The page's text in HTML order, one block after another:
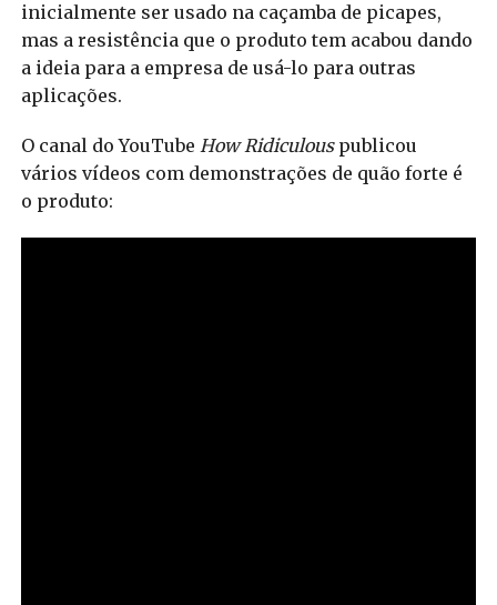
inicialmente ser usado na caçamba de picapes,
mas a resistência que o produto tem acabou dando
a ideia para a empresa de usá-lo para outras
aplicações.
O canal do YouTube How Ridiculouspublicou
vários vídeos com demonstrações de quão forte é
o produto: